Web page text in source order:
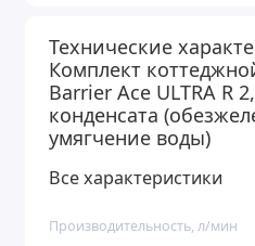
налета на
- уменьшить
посудомоечной
- очистить воду от
налета на сантехнике.
Технические
Комплект
Barrier Ace ULTRA R
конденсата
умягчение воды)
Все характеристики
Производительность, л/мин